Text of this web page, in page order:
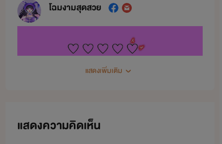
โฉมงามสุดสวย
แสดงเพิ่มเติม
แสดงความคิดเห็น